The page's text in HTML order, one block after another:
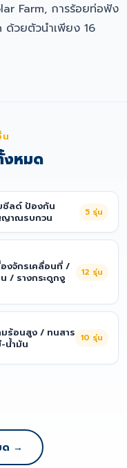
Farm, การร้อยท่อฟัง
ด้วยตัวนำเพียง 16
งหมด
ชีลด์ ป้องกัน
าณรบกวน
5 รุ่น
องจักรเคลื่อนที่ /
น / รางกระดูกงู
12 รุ่น
มร้อนสูง / ทนสาร
-น้ำมัน
10 รุ่น
→